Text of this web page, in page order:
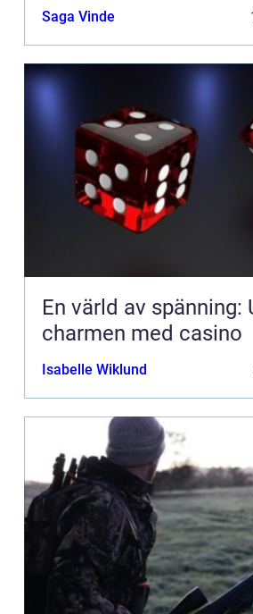
Saga Vinde
En värld av spänning:
charmen med casino
Isabelle Wiklund